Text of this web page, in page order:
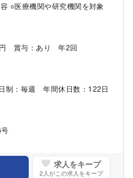
○医療機関や研究機関を対象
賞与：あり 年2回
制：毎週 年間休日数：122日
求人をキープ
2 人がこの求人をキープ